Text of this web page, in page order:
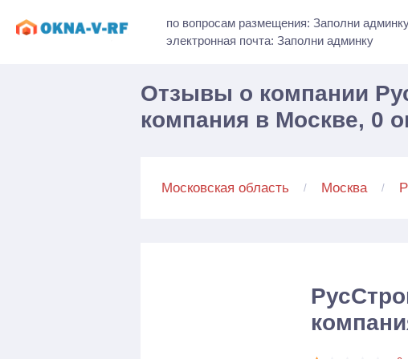
по вопросам размещения: Заполни
электронная почта: Заполни админку
Отзывы о компании
компания в Москве, 0
Московская область Москва